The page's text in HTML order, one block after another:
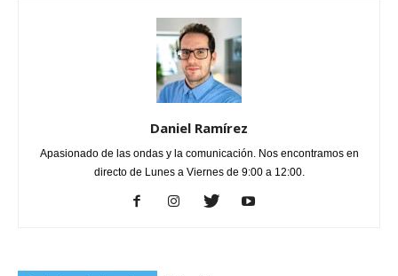
Daniel Ramírez
Apasionado de las ondas y la comunicación. Nos encontramos en
directo de Lunes a Viernes de 9:00 a 12:00.